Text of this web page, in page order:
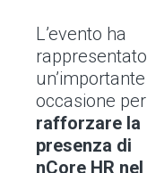
L’evento ha
rappresentato
un’importante
occasione per
rafforzare la
presenza di
nCore HR nel